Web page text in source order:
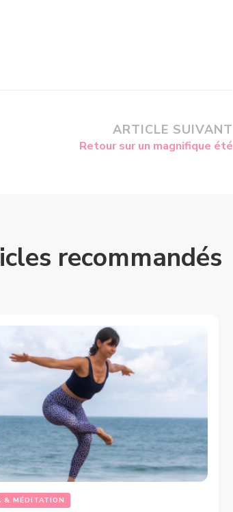
ARTICLE SUIVANT
Retour sur un magnifique été
recommandés
& MÉDITATION